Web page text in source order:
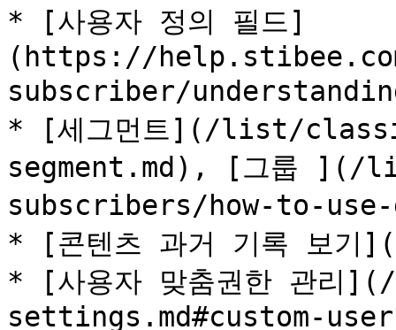
* [사용자 정의 필드]
(https://
subscriber/
* [세그먼트](/list/
segment.md), [그룹
subscribers/how-to-use-
* [콘텐츠 과거 기록 보
* [사용자 맞춤권한 관리
settings.md#custom-